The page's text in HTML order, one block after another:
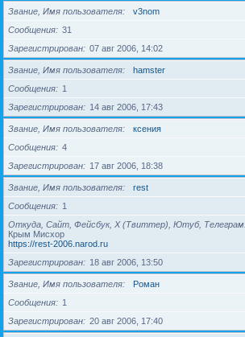
Звание, Имя пользователя
v3nom
Сообщения
31
Зарегистрирован
07 авг 2006, 14:02
Звание, Имя пользователя
hamster
Сообщения
1
Зарегистрирован
14 авг 2006, 17:43
Звание, Имя пользователя
ксения
Сообщения
4
Зарегистрирован
17 авг 2006, 18:38
Звание, Имя пользователя
rest
Сообщения
1
Откуда, Сайт, Фейсбук, X (Твиттер), Ютуб, Телеграм
Крым Мисхор
https://rest-2006.narod.ru
Зарегистрирован
18 авг 2006, 13:50
Звание, Имя пользователя
Роман
Сообщения
1
Зарегистрирован
20 авг 2006, 17:40